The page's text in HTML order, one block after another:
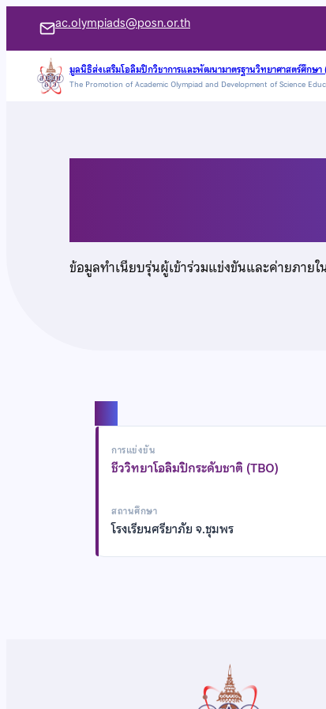
เนื้อหา
ac.olympiads@posn.or.th
มูลนิธิส่งเสริมโอลิมปิกวิชาการและพัฒนามาตรฐานวิทยาศาสตร์ศึกษา
The Promotion of Academic Olympiad and Development of Science
ข้อมูลทำเนียบรุ่นผู้เข้าร่วมแข่งขันและค่ายภาย
การแข่งขัน
ชีววิทยาโอลิมปิกระดับชาติ (TBO)
สถานศึกษา
โรงเรียนศรียาภัย จ.ชุมพร